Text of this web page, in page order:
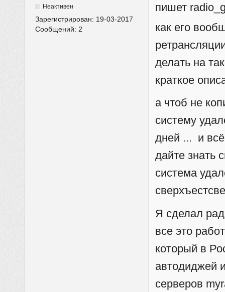
Неактивен
Зарегистрирован: 19-03-2017
Сообщений: 2
пишет
как его
делать на
краткое
а чтоб не
систему
дней ... и
дайте знать
система
Я сделал
все это
который в
автодиджей
серверов